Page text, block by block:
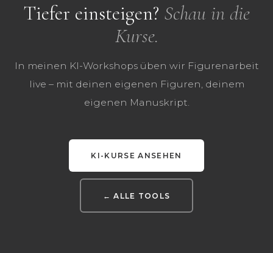
Tiefer einsteigen? Schau in die
Kurse.
In meinen KI-Workshops üben wir Figurenarbeit
live – mit deinen eigenen Figuren, deinem
eigenen Manuskript.
KI-KURSE ANSEHEN
← ALLE TOOLS